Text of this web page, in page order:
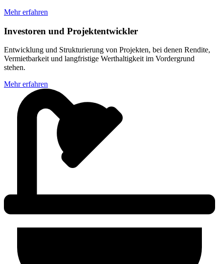
Mehr erfahren
Investoren und Projektentwickler
Entwicklung und Strukturierung von Projekten, bei denen Rendite,
Vermietbarkeit und langfristige Werthaltigkeit im Vordergrund
stehen.
Mehr erfahren